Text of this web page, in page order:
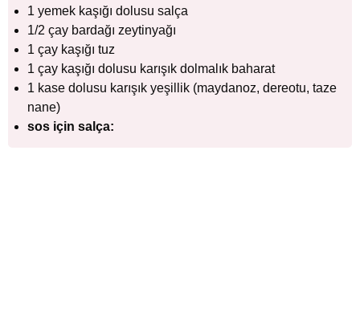
1 yemek kaşığı dolusu salça
1/2 çay bardağı zeytinyağı
1 çay kaşığı tuz
1 çay kaşığı dolusu karışık dolmalık baharat
1 kase dolusu karışık yeşillik (maydanoz, dereotu, taze
nane)
sos için salça: